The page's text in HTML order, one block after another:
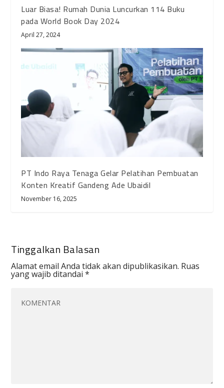
Luar Biasa! Rumah Dunia Luncurkan 114 Buku
pada World Book Day 2024
April 27, 2024
PT Indo Raya Tenaga Gelar Pelatihan Pembuatan
Konten Kreatif Gandeng Ade Ubaidil
November 16, 2025
Tinggalkan Balasan
Alamat email Anda tidak akan dipublikasikan. Ruas
yang wajib ditandai*